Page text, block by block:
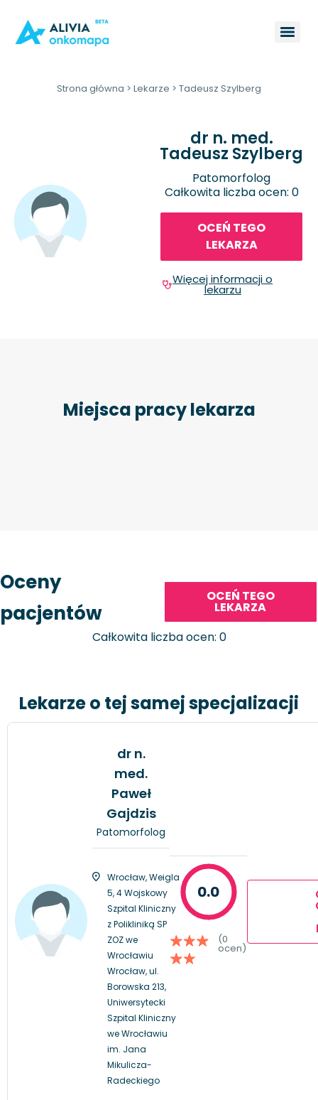
Strona główna > Lekarze > Tadeusz Szylberg
dr n. med.
Tadeusz Szylberg
Patomorfolog
Całkowita liczba ocen: 0
OCEŃ TEGO
LEKARZA
Więcej informacji o
lekarzu
Miejsca pracy lekarza
Oceny
pacjentów
OCEŃ TEGO
LEKARZA
Całkowita liczba ocen: 0
Lekarze o tej samej specjalizacji
dr n.
med.
Paweł
Gajdzis
Patomorfolog
Wrocław, Weigla
5, 4 Wojskowy
Szpital Kliniczny
z Polikliniką SP
ZOZ we
Wrocławiu
Wrocław, ul.
Borowska 213,
Uniwersytecki
Szpital Kliniczny
we Wrocławiu
im. Jana
Mikulicza-
Radeckiego
0.0
(0
ocen)